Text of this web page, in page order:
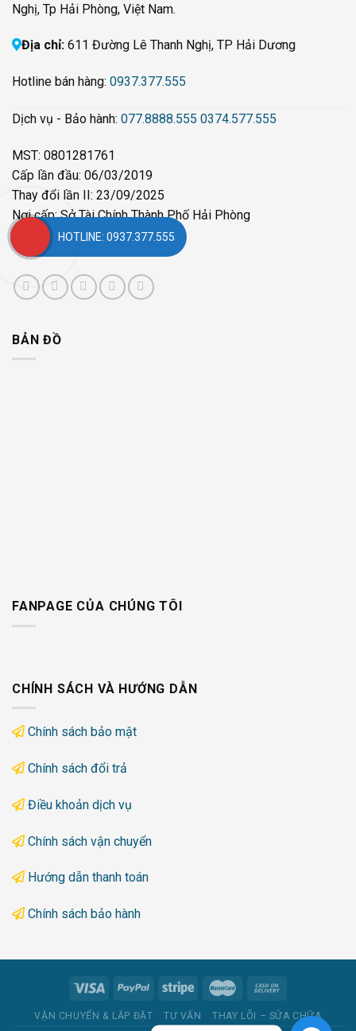
Nghị, Tp Hải Phòng, Việt Nam.
Địa chỉ: 611 Đường Lê Thanh Nghị, TP Hải Dương
Hotline bán hàng: 0937.377.555
Dịch vụ - Bảo hành: 077.8888.555 0374.577.555
MST: 0801281761
Cấp lần đầu: 06/03/2019
Thay đổi lần II: 23/09/2025
Nơi cấp: Sở Tài Chính Thành Phố Hải Phòng
BẢN ĐỒ
FANPAGE CỦA CHÚNG TÔI
CHÍNH SÁCH VÀ HƯỚNG DẪN
Chính sách bảo mật
Chính sách đổi trả
Điều khoản dịch vụ
Chính sách vận chuyển
Hướng dẫn thanh toán
Chính sách bảo hành
VẬN CHUYỂN & LẮP ĐẶT TƯ VẤN THAY LÕI – SỬA CHỮA
HOTLINE: 0937.377.555